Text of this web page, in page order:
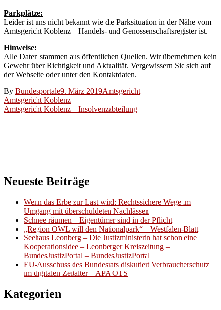
Parkplätze:
Leider ist uns nicht bekannt wie die Parksituation in der Nähe vom
Amtsgericht Koblenz – Handels- und Genossenschaftsregister ist.
Hinweise:
Alle Daten stammen aus öffentlichen Quellen. Wir übernehmen kein
Gewehr über Richtigkeit und Aktualität. Vergewissern Sie sich auf
der Webseite oder unter den Kontaktdaten.
By Bundesportale9. März 2019Amtsgericht
Beitragsnavigation
Amtsgericht Koblenz
Amtsgericht Koblenz – Insolvenzabteilung
Neueste Beiträge
Wenn das Erbe zur Last wird: Rechtssichere Wege im
Umgang mit überschuldeten Nachlässen
Schnee räumen – Eigentümer sind in der Pflicht
„Region OWL will den Nationalpark“ – Westfalen-Blatt
Seehaus Leonberg – Die Justizministerin hat schon eine
Kooperationsidee – Leonberger Kreiszeitung –
BundesJustizPortal – BundesJustizPortal
EU-Ausschuss des Bundesrats diskutiert Verbraucherschutz
im digitalen Zeitalter – APA OTS
Kategorien